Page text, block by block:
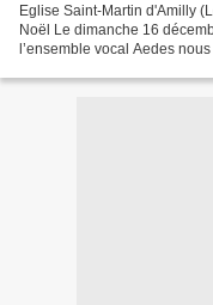
Eglise Saint-Martin d'Amilly
Noël Le dimanche 16
l’ensemble vocal Aedes